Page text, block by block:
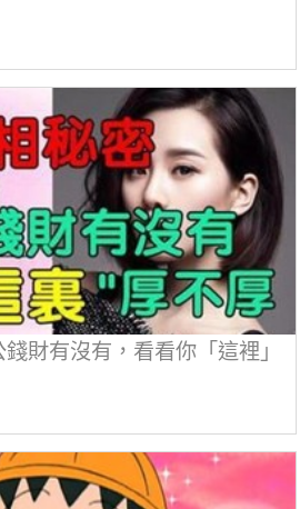
財有沒有，看看你「這裡」